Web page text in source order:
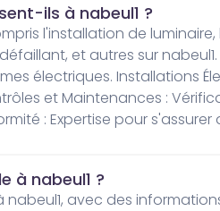
ils à nabeul1 ?
et autres sur
électriques. Installations
et Maintenances :
: Expertise pour
à nabeul1 ?
nabeul1, avec des